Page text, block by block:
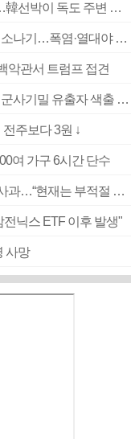
[속보] 여전히 ‘독도는 우리땅’ 외치는 日…韓선박이 독도 주변 해양조사 활동하자 반발
부산 울산 경남 구름 많고 경남 북서내륙 소나기…폭염·열대야 계속
악관서 트럼프 접견
‘탄약 부족 사태’ 보도에 격노한 트럼프…군사기밀 유출자 색출 지시
주보다 3원 ↓
여 가구 6시간 단수
[속보] ‘심판 성접대’ 논란 축구협회 공식 사과…“현재는 부적절 행위 없어”
닉스 ETF 이후 발생"
사망